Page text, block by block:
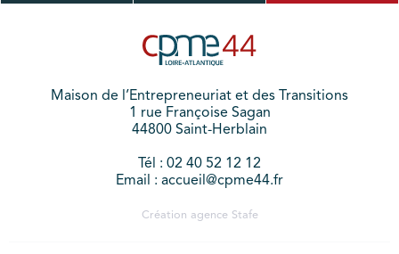
Maison de l’Entrepreneuriat et des Transitions
1 rue Françoise Sagan
44800 Saint-Herblain
Tél : 02 40 52 12 12
Email : accueil@cpme44.fr
Création agence Stafe